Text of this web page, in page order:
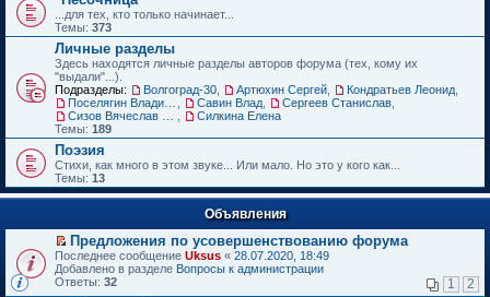
...для тех, кто только начинает...
Темы: 373
Личные разделы
Здесь находятся личные разделы авторов форума (тех, кому их
"выдали"...).
Подразделы:
Волгоград-30 Артюхин Сергей Кондратьев Леонид
Савин Влад Сергеев Станислав
Силкина Елена
Темы: 189
Поэзия
Стихи, как много в этом звуке... Или мало. Но это у кого как...
Темы: 13
Объявления
П
е
р
Предложения по усовершенствованию форума
Последнее сообщение Uksus « 28.07.2020, 18:49
Добавлено в разделе Вопросы к администрации
Ответы: 32 1 2